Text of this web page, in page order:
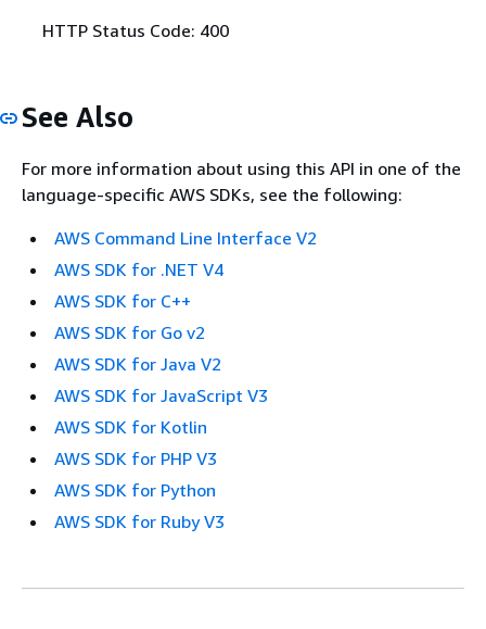
HTTP Status Code: 400
See Also
For more information about using this API in one of the
language-specific AWS SDKs, see the following:
AWS Command Line Interface V2
AWS SDK for .NET V4
AWS SDK for C++
AWS SDK for Go v2
AWS SDK for Java V2
AWS SDK for JavaScript V3
AWS SDK for Kotlin
AWS SDK for PHP V3
AWS SDK for Python
AWS SDK for Ruby V3